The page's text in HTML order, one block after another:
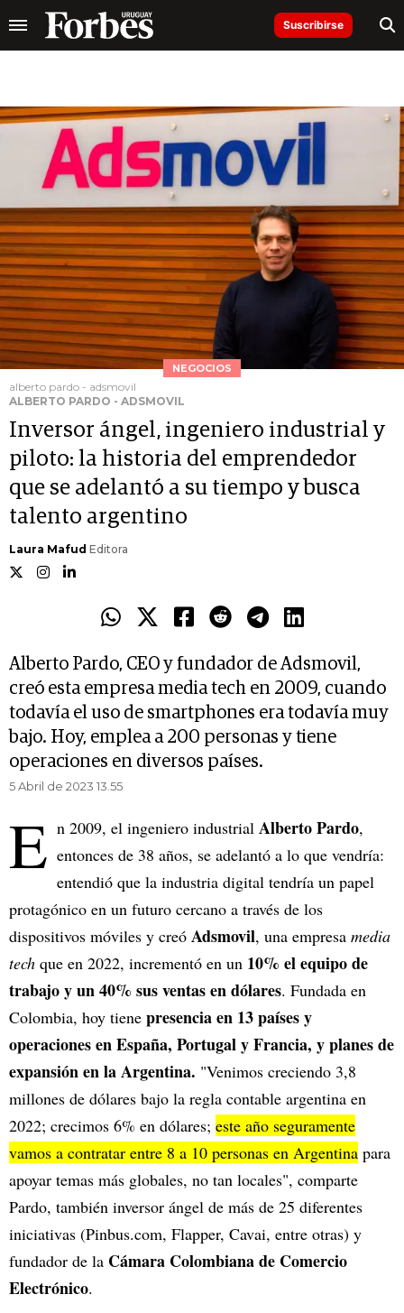
Suscribirse
NEGOCIOS
alberto pardo - adsmovil
ALBERTO PARDO - ADSMOVIL
Inversor ángel, ingeniero industrial y
piloto: la historia del emprendedor
que se adelantó a su tiempo y busca
talento argentino
Laura Mafud Editora
Alberto Pardo, CEO y fundador de Adsmovil,
creó esta empresa media tech en 2009, cuando
todavía el uso de smartphones era todavía muy
bajo. Hoy, emplea a 200 personas y tiene
operaciones en diversos países.
5 Abril de 2023 13.55
E n 2009, el ingeniero industrial Alberto Pardo,
entonces de 38 años, se adelantó a lo que vendría:
entendió que la industria digital tendría un papel
protagónico en un futuro cercano a través de los
dispositivos móviles y creó Adsmovil, una empresa media
tech que en 2022, incrementó en un 10% el equipo de
trabajo y un 40% sus ventas en dólares. Fundada en
Colombia, hoy tiene presencia en 13 países y
operaciones en España, Portugal y Francia, y planes de
expansión en la Argentina. "Venimos creciendo 3,8
millones de dólares bajo la regla contable argentina en
2022; crecimos 6% en dólares; este año seguramente
vamos a contratar entre 8 a 10 personas en Argentina para
apoyar temas más globales, no tan locales", comparte
Pardo, también inversor ángel de más de 25 diferentes
iniciativas (Pinbus.com, Flapper, Cavai, entre otras) y
fundador de la Cámara Colombiana de Comercio
Electrónico.